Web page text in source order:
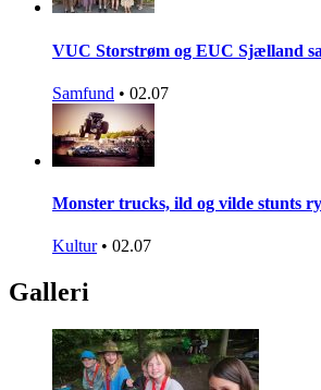
VUC Storstrøm og EUC Sjælland
Samfund • 02.07
Monster trucks, ild og vilde stunts
Kultur • 02.07
Galleri